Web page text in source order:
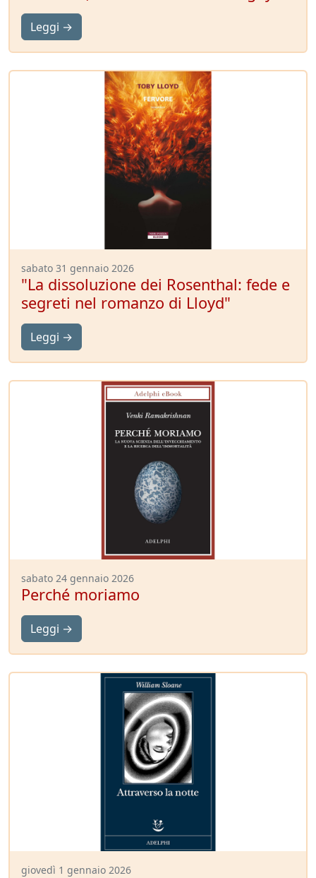
Leggi →
sabato 31 gennaio 2026
"La dissoluzione dei Rosenthal: fede e
segreti nel romanzo di Lloyd"
Leggi →
sabato 24 gennaio 2026
Perché moriamo
Leggi →
giovedì 1 gennaio 2026